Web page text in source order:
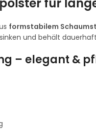
formstabilem
und behält
– elegant &